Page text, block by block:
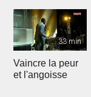
33 min
Vaincre la peur
et l'angoisse